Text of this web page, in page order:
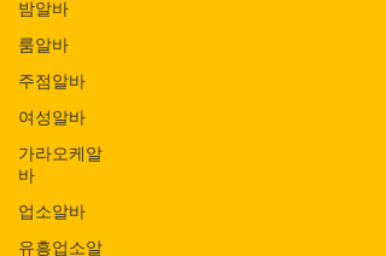
밤알바
룸알바
주점알바
여성알바
가라오케알
바
업소알바
유흥업소알